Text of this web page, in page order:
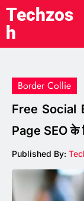
Techzos
h
Border Collie
Free Social
Page SEO के
Published By: